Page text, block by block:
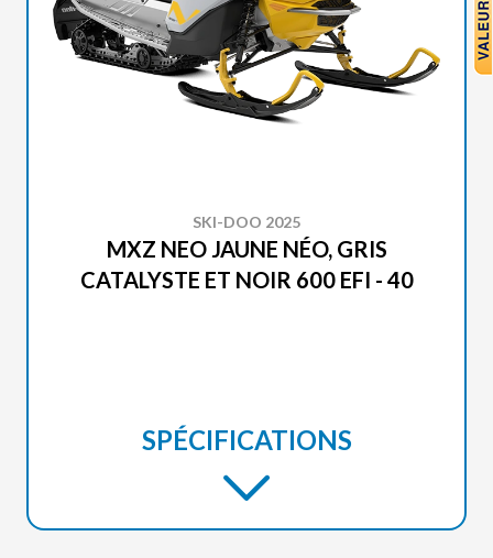
SKI-DOO 2025
MXZ NEO JAUNE NÉO, GRIS
CATALYSTE ET NOIR 600 EFI - 40
SPÉCIFICATIONS